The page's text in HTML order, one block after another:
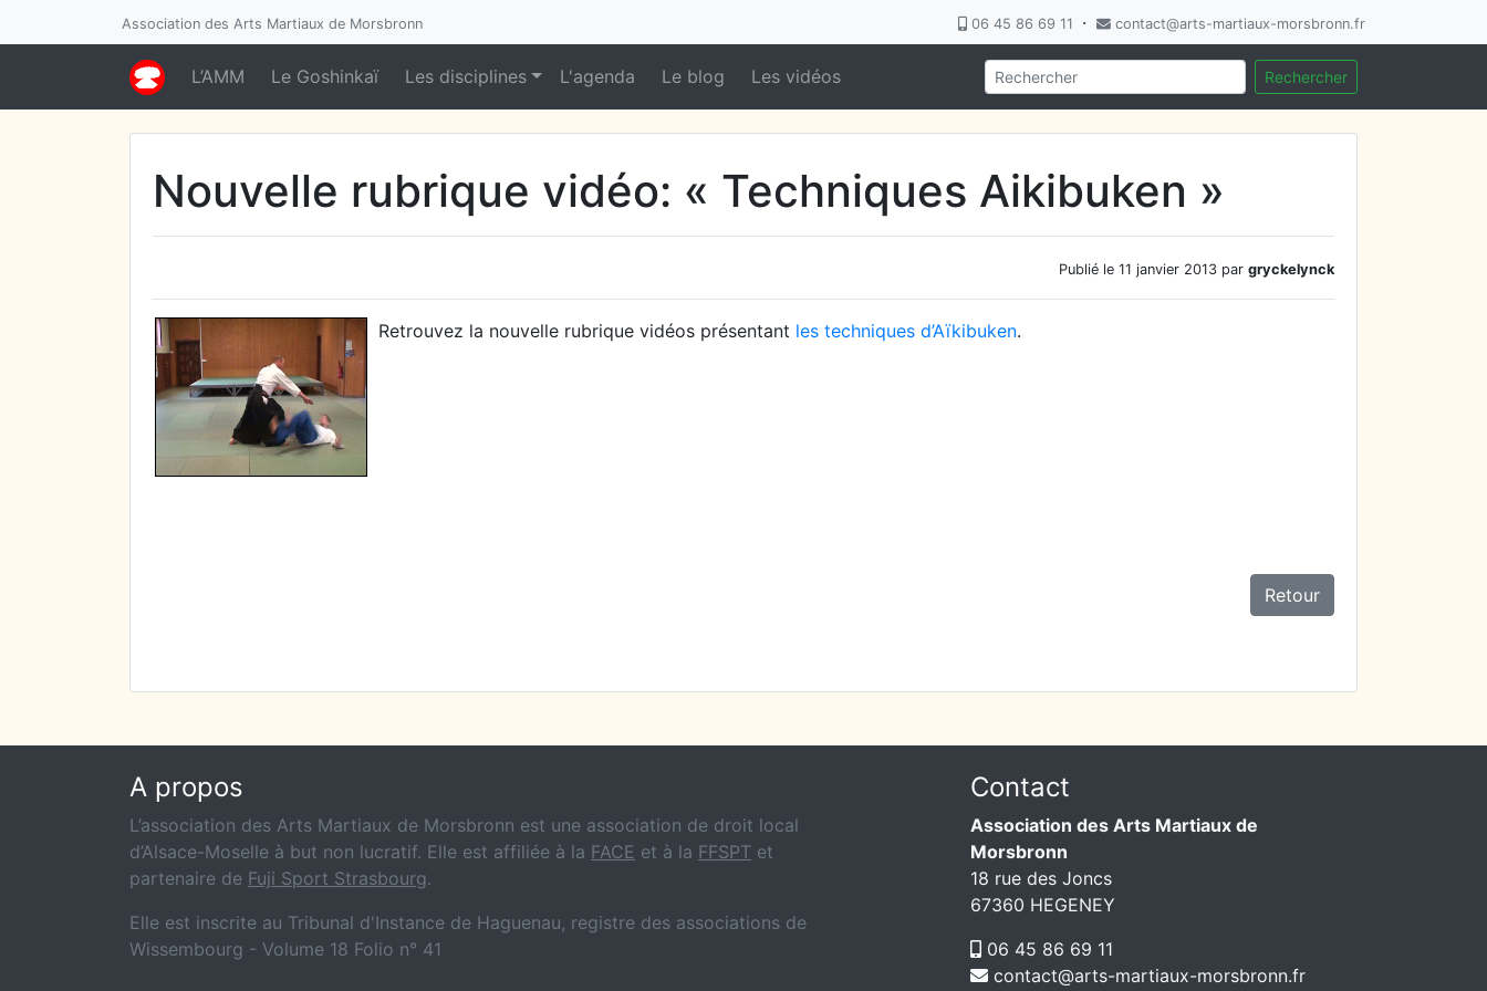
Association des Arts Martiaux de Morsbronn 06 45 86 69 11 · contact@arts-martiaux-morsbronn.fr
L’AMM Le Goshinkaï Les disciplines L'agenda Le blog Les vidéos Rechercher
Nouvelle rubrique vidéo: « Techniques Aikibuken »
Publié le 11 janvier 2013 par gryckelynck
Retrouvez la nouvelle rubrique vidéos présentant les techniques d’Aïkibuken.
Retour
A propos
L’association des Arts Martiaux de Morsbronn est une association de droit local
d’Alsace-Moselle à but non lucratif. Elle est affiliée à la FACE et à la FFSPT et
partenaire de Fuji Sport Strasbourg.
Elle est inscrite au Tribunal d'Instance de Haguenau, registre des associations de
Wissembourg - Volume 18 Folio n° 41
Contact
Association des Arts Martiaux de
Morsbronn
18 rue des Joncs
67360 HEGENEY
06 45 86 69 11
contact@arts-martiaux-morsbronn.fr